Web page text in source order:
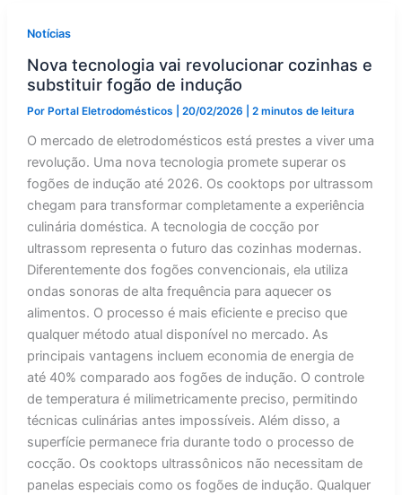
indução
Notícias
Nova tecnologia vai revolucionar cozinhas e
substituir fogão de indução
Por Portal Eletrodomésticos 20/02/2026 2 minutos de leitura
O mercado de eletrodomésticos está prestes a viver uma
revolução. Uma nova tecnologia promete superar os
fogões de indução até 2026. Os cooktops por ultrassom
chegam para transformar completamente a experiência
culinária doméstica. A tecnologia de cocção por
ultrassom representa o futuro das cozinhas modernas.
Diferentemente dos fogões convencionais, ela utiliza
ondas sonoras de alta frequência para aquecer os
alimentos. O processo é mais eficiente e preciso que
qualquer método atual disponível no mercado. As
principais vantagens incluem economia de energia de
até 40% comparado aos fogões de indução. O controle
de temperatura é milimetricamente preciso, permitindo
técnicas culinárias antes impossíveis. Além disso, a
superfície permanece fria durante todo o processo de
cocção. Os cooktops ultrassônicos não necessitam de
panelas especiais como os fogões de indução. Qualquer